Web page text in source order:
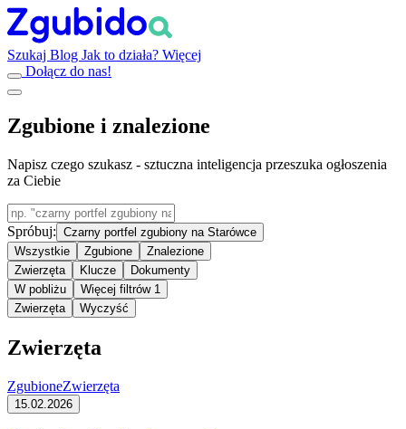
Szukaj Blog Jak to działa? Więcej
Dołącz do nas!
Zgubione i znalezione
Napisz czego szukasz - sztuczna inteligencja przeszuka ogłoszenia
za Ciebie
Spróbuj: Czarny portfel zgubiony na Starówce
Wszystkie
Zgubione
Znalezione
Zwierzęta
Klucze
Dokumenty
W pobliżu
Więcej filtrów 1
Zwierzęta
Wyczyść
Zwierzęta
ZgubioneZwierzęta
15.02.2026